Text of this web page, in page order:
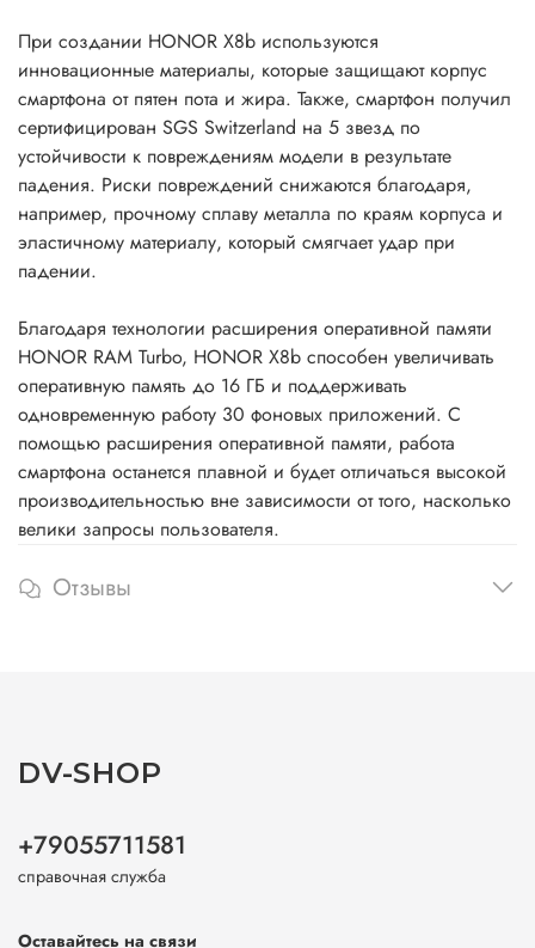
При создании HONOR X8b используются
инновационные материалы, которые защищают корпус
смартфона от пятен пота и жира. Также, смартфон получил
сертифицирован SGS Switzerland на 5 звезд по
устойчивости к повреждениям модели в результате
падения. Риски повреждений снижаются благодаря,
например, прочному сплаву металла по краям корпуса и
эластичному материалу, который смягчает удар при
падении.
Благодаря технологии расширения оперативной памяти
HONOR RAM Turbo, HONOR X8b способен увеличивать
оперативную память до 16 ГБ и поддерживать
одновременную работу 30 фоновых приложений. С
помощью расширения оперативной памяти, работа
смартфона останется плавной и будет отличаться высокой
производительностью вне зависимости от того, насколько
велики запросы пользователя.
Отзывы
DV-SHOP
+79055711581
справочная служба
Оставайтесь на связи